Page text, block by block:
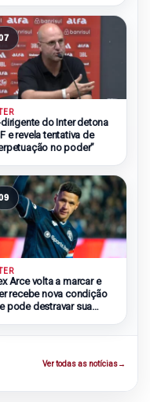
dirigente do Inter detona
e revela tentativa de
no poder”
Arce volta a marcar e
recebe nova condição
pode destravar sua
Ver todas as notícias→